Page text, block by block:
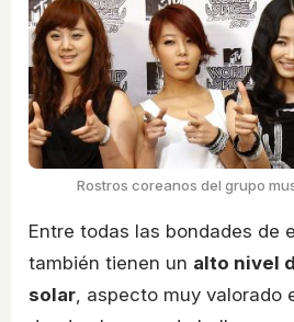
Rostros coreanos del grupo
Entre todas las bondades de
también tienen un alto nivel
solar, aspecto muy valorado